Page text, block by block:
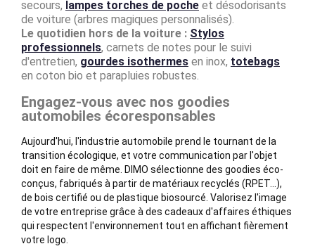
secours, lampes torches de poche et désodorisants
de voiture (arbres magiques personnalisés).
Le quotidien hors de la voiture : Stylos
professionnels, carnets de notes pour le suivi
d'entretien, gourdes isothermes en inox, totebags
en coton bio et parapluies robustes.
Engagez-vous avec nos goodies
automobiles écoresponsables
Aujourd'hui, l'industrie automobile prend le tournant de la
transition écologique, et votre communication par l'objet
doit en faire de même. DIMO sélectionne des goodies éco-
conçus, fabriqués à partir de matériaux recyclés (RPET...),
de bois certifié ou de plastique biosourcé. Valorisez l'image
de votre entreprise grâce à des cadeaux d'affaires éthiques
qui respectent l'environnement tout en affichant fièrement
votre logo.